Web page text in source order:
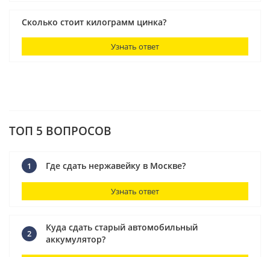
Сколько стоит килограмм цинка?
Узнать ответ
ТОП 5 ВОПРОСОВ
1 Где сдать нержавейку в Москве?
Узнать ответ
2
Куда сдать старый автомобильный
аккумулятор?